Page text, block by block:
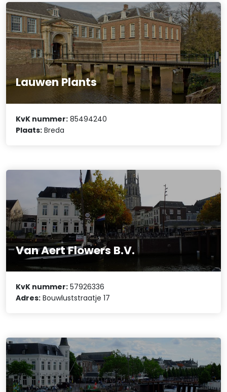
Lauwen Plants
KvK nummer: 85494240
Plaats: Breda
Van Aert Flowers B.V.
KvK nummer: 57926336
Adres: Bouwluststraatje 17